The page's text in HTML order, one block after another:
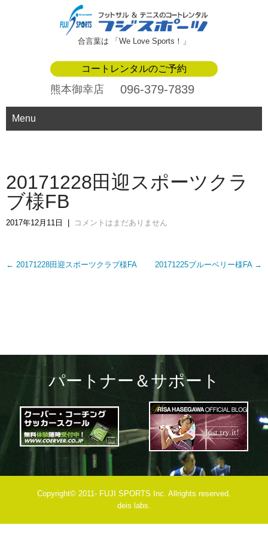
合言葉は 「We Love Sports！」
コートレンタルのご予約
熊本御幸店 096-379-7839
Menu
20171228田迎スポーツクラ
ブ様FB
2017年12月11日 コメントはまだありません
Post
← 20171228田迎スポーツクラブ様FA 20171225ブルーベリー様FA →
パートナー＆サポート
Copyright© 2011- FUJI SPORTS Inc. Allrights reserved.
deis labs.